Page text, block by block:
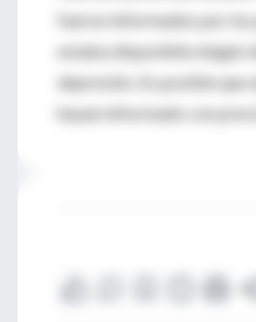
fueron informados por
estaba disponible ningún
depresión. Es posible que
hayan informado con